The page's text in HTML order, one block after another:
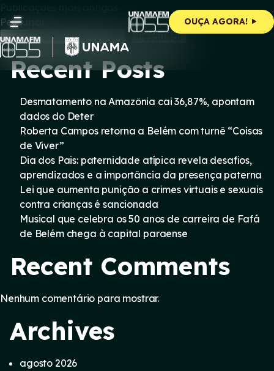
to
content
OUÇA AGORA!
Navegação
por
posts
Publicações mais antigas
Pesquisar
Pesquisar
Recent Posts
Desmatamento na Amazônia cai 36,87%, apontam
dados do Deter
Roberta Campos retorna a Belém com turnê “Coisas
de Viver”
Dia dos Pais: paternidade atípica revela desafios,
aprendizados e a importância da presença paterna
Lei que aumenta punição a crimes virtuais e sexuais
contra crianças é sancionada
Musical que celebra os 50 anos de carreira de Fafá
de Belém chega à capital paraense
Recent Comments
Nenhum comentário para mostrar.
Archives
agosto 2026